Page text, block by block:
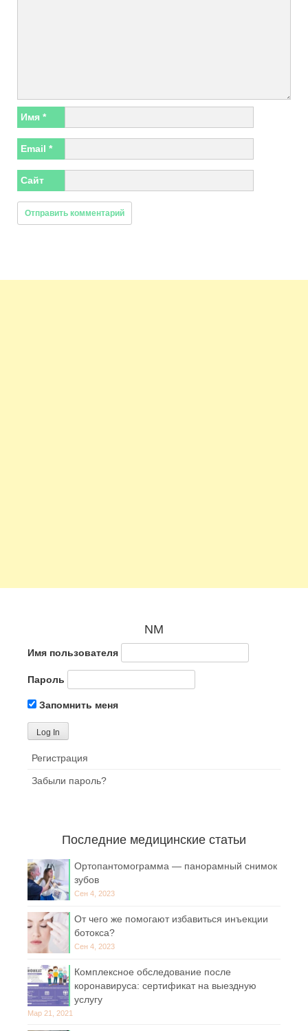
Имя *
Email *
Сайт
NM
Имя пользователя
Пароль
Запомнить меня
Регистрация
Забыли пароль?
Последние медицинские статьи
Ортопантомограмма — панорамный снимок
зубов
Сен 4, 2023
От чего же помогают избавиться инъекции
ботокса?
Сен 4, 2023
Комплексное обследование после
коронавируса: сертификат на выездную
услугу
Мар 21, 2021